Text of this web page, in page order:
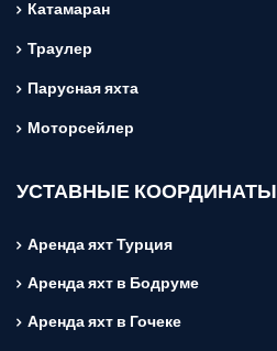
Катамаран
Траулер
Парусная яхта
Моторсейлер
УСТАВНЫЕ КООРДИНАТЫ
Аренда яхт Турция
Аренда яхт в Бодруме
Аренда яхт в Гочеке